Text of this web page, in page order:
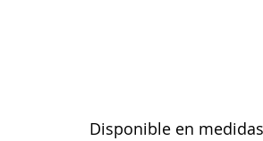
Disponible en